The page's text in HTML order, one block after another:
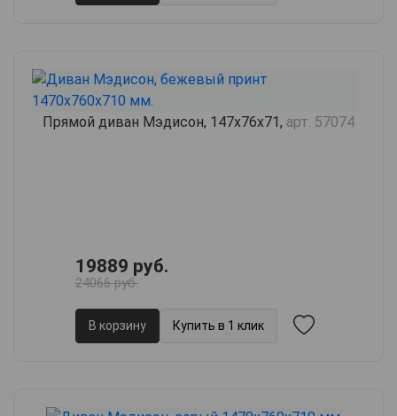
Прямой диван Мэдисон, 147х76х71, арт. 57074
19889 руб.
24066 руб.
В корзину Купить в 1 клик